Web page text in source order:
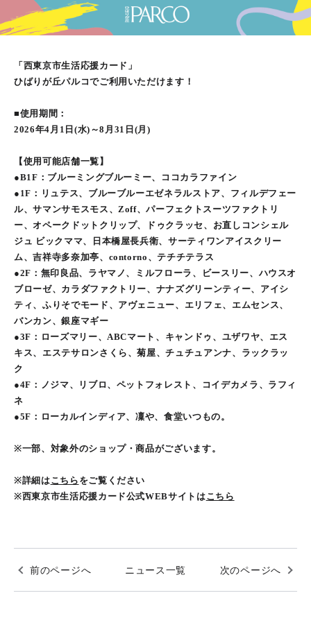
「西東京市生活応援カード」
ひばりが丘パルコでご利用いただけます！
■使用期間：
2026年4月1日(水)～8月31日(月)
【使用可能店舗一覧】
●B1F：ブルーミングブルーミー、ココカラファイン
●1F：リュテス、ブルーブルーエゼネラルストア、フィルデフェー
ル、サマンサモスモス、Zoff、パーフェクトスーツファクトリ
ー、オペークドットクリップ、ドゥクラッセ、お直しコンシェル
ジュ ビックママ、日本橋屋長兵衛、サーティワンアイスクリー
ム、吉祥寺多奈加亭、contorno、テチチテラス
●2F：無印良品、ラヤマノ、ミルフローラ、ビースリー、ハウスオ
ブローゼ、カラダファクトリー、ナナズグリーンティー、アイシ
ティ、ふりそでモード、アヴェニュー、エリフェ、エムセンス、
バンカン、銀座マギー
●3F：ローズマリー、ABCマート、キャンドゥ、ユザワヤ、エス
キス、エステサロンさくら、菊屋、チュチュアンナ、ラックラッ
ク
●4F：ノジマ、リブロ、ペットフォレスト、コイデカメラ、ラフィ
ネ
●5F：ローカルインディア、凜や、食堂いつもの。
※一部、対象外のショップ・商品がございます。
※詳細はこちら をご覧ください
※西東京市生活応援カード公式WEBサイトはこちら
前のページへ ニュース一覧 次のページへ